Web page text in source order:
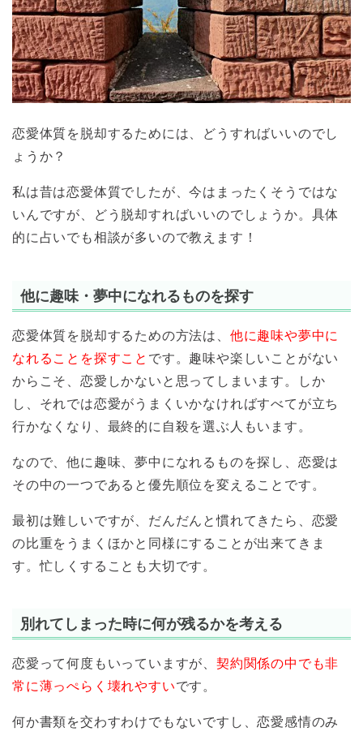
恋愛体質を脱却するためには、どうすればいいのでし
ょうか？
私は昔は恋愛体質でしたが、今はまったくそうではな
いんですが、どう脱却すればいいのでしょうか。具体
的に占いでも相談が多いので教えます！
他に趣味・夢中になれるものを探す
恋愛体質を脱却するための方法は、 他に趣味や夢中に
なれることを探すこと です。趣味や楽しいことがない
からこそ、恋愛しかないと思ってしまいます。しか
し、それでは恋愛がうまくいかなければすべてが立ち
行かなくなり、最終的に自殺を選ぶ人もいます。
なので、他に趣味、夢中になれるものを探し、恋愛は
その中の一つであると優先順位を変えることです。
最初は難しいですが、だんだんと慣れてきたら、恋愛
の比重をうまくほかと同様にすることが出来てきま
す。忙しくすることも大切です。
別れてしまった時に何が残るかを考える
恋愛って何度もいっていますが、 契約関係の中でも非
常に薄っぺらく壊れやすいです。
何か書類を交わすわけでもないですし、恋愛感情のみ